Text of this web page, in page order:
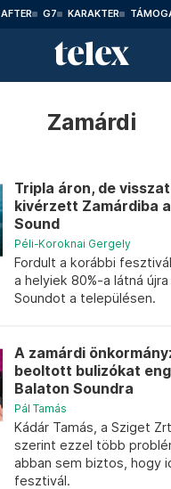
AFTER G7 KARAKTER
Zamárdi
Tripla áron, de
kivérzett Zamárdiba
Sound
Péli-Koroknai Gergely
Fordult a korábbi
a helyiek 80%-a látná
Soundot a településen.
A zamárdi
beoltott bulizókat
Balaton Soundra
Pál Tamás
Kádár Tamás, a Sziget
szerint ezzel több
abban sem biztos, hogy
fesztivál.